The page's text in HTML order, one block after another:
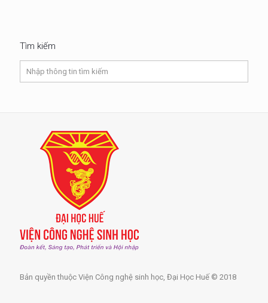
Tìm kiếm
Bản quyền thuộc Viện Công nghệ sinh học, Đại Học Huế © 2018